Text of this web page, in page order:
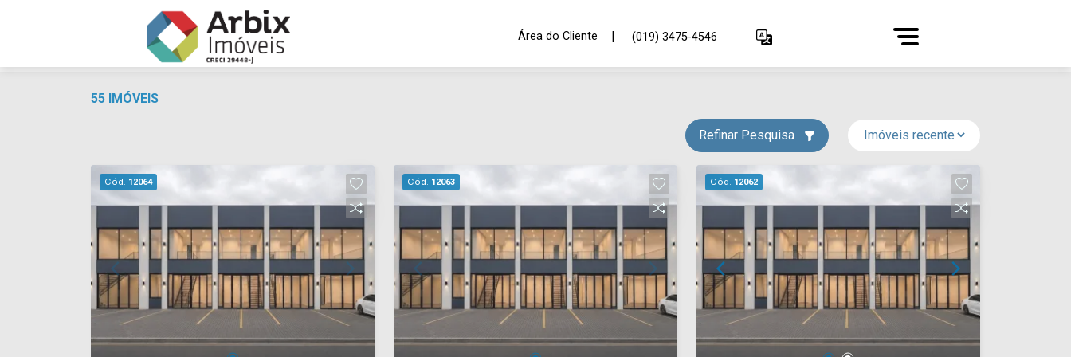
Área do Cliente | (019) 3475-4546
55 IMÓVEIS
Refinar Pesquisa
Cód. 12064 Cód. 12063 Cód. 12062